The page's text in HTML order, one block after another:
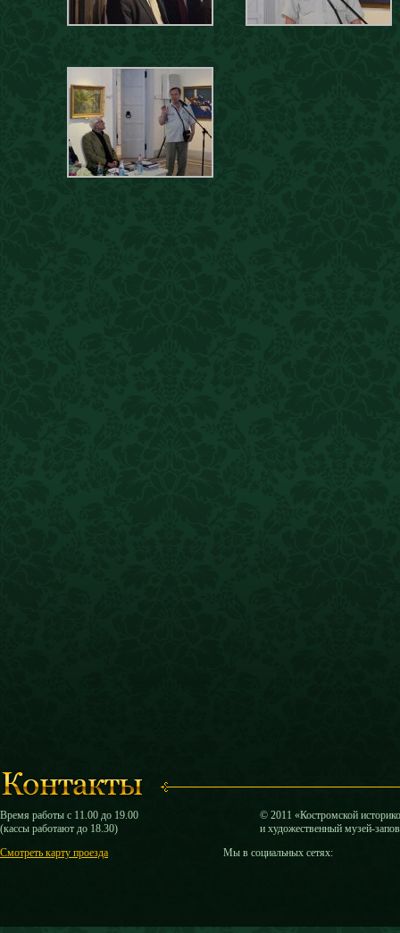
Время работы с 11.00 до 19.00
(кассы работают до 18.30)
Смотреть карту проезда
© 2011 «Костромской
и художественный музей-
Мы в социальных сетях: